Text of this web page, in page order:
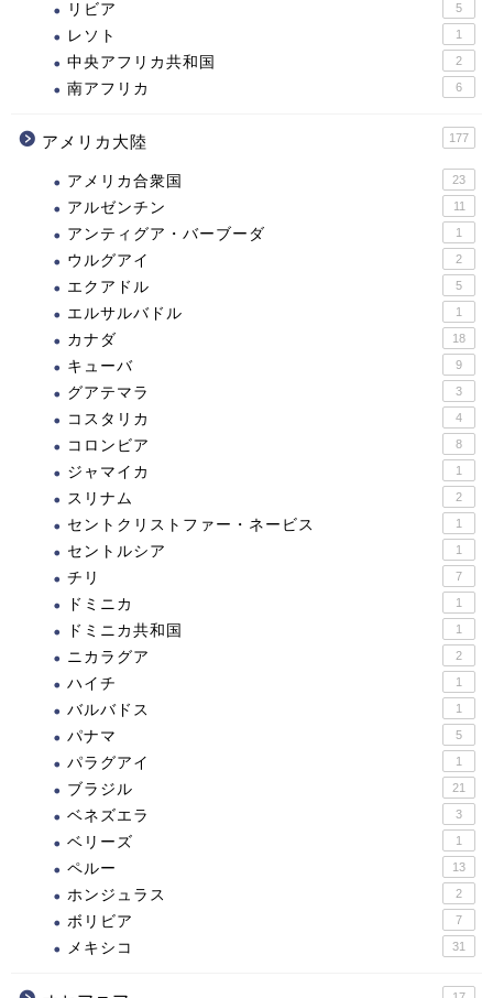
リビア 5
レソト 1
中央アフリカ共和国 2
南アフリカ 6
アメリカ大陸 177
アメリカ合衆国 23
アルゼンチン 11
アンティグア・バーブーダ 1
ウルグアイ 2
エクアドル 5
エルサルバドル 1
カナダ 18
キューバ 9
グアテマラ 3
コスタリカ 4
コロンビア 8
ジャマイカ 1
スリナム 2
セントクリストファー・ネービス 1
セントルシア 1
チリ 7
ドミニカ 1
ドミニカ共和国 1
ニカラグア 2
ハイチ 1
バルバドス 1
パナマ 5
パラグアイ 1
ブラジル 21
ベネズエラ 3
ベリーズ 1
ペルー 13
ホンジュラス 2
ボリビア 7
メキシコ 31